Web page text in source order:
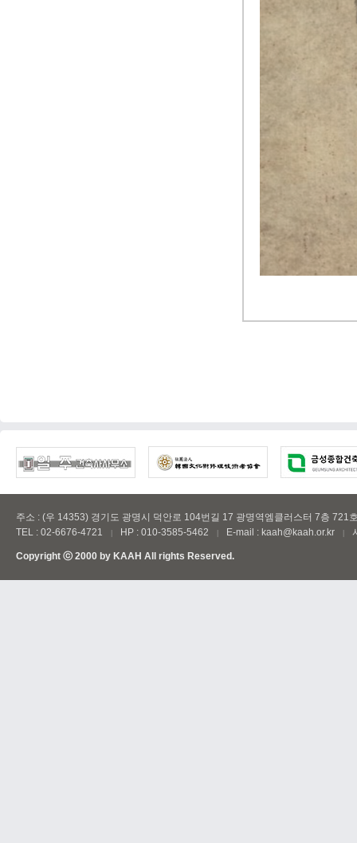
주소 : (우 14353) 경기도 광명시 덕안로 104번길 17 광명역엠클러스터 7층 721
TEL : 02-6676-4721
HP : 010-3585-5462 E-mail : kaah@kaah.or.kr
Copyright ⓒ 2000 by KAAH All rights Reserved.